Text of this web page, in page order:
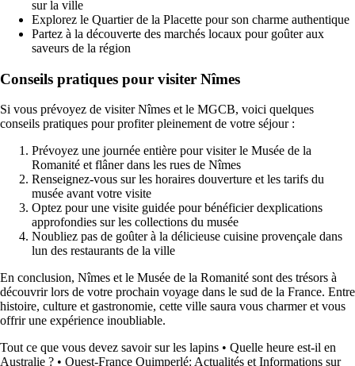
sur la ville
Explorez le Quartier de la Placette pour son charme authentique
Partez à la découverte des marchés locaux pour goûter aux
saveurs de la région
Conseils pratiques pour visiter Nîmes
Si vous prévoyez de visiter Nîmes et le MGCB, voici quelques
conseils pratiques pour profiter pleinement de votre séjour :
Prévoyez une journée entière pour visiter le Musée de la
Romanité et flâner dans les rues de Nîmes
Renseignez-vous sur les horaires douverture et les tarifs du
musée avant votre visite
Optez pour une visite guidée pour bénéficier dexplications
approfondies sur les collections du musée
Noubliez pas de goûter à la délicieuse cuisine provençale dans
lun des restaurants de la ville
En conclusion, Nîmes et le Musée de la Romanité sont des trésors à
découvrir lors de votre prochain voyage dans le sud de la France. Entre
histoire, culture et gastronomie, cette ville saura vous charmer et vous
offrir une expérience inoubliable.
Tout ce que vous devez savoir sur les lapins • Quelle heure est-il en
Australie ? • Ouest-France Quimperlé: Actualités et Informations sur